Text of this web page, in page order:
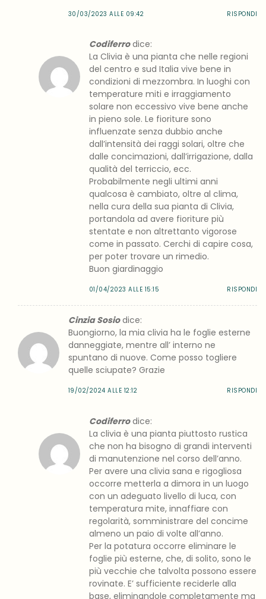
30/03/2023 ALLE 09:42 RISPONDI
Codiferro dice:
La Clivia è una pianta che nelle regioni
del centro e sud Italia vive bene in
condizioni di mezzombra. In luoghi con
temperature miti e irraggiamento
solare non eccessivo vive bene anche
in pieno sole. Le fioriture sono
influenzate senza dubbio anche
dall’intensità dei raggi solari, oltre che
dalle concimazioni, dall’irrigazione, dalla
qualità del terriccio, ecc.
Probabilmente negli ultimi anni
qualcosa è cambiato, oltre al clima,
nella cura della sua pianta di Clivia,
portandola ad avere fioriture più
stentate e non altrettanto vigorose
come in passato. Cerchi di capire cosa,
per poter trovare un rimedio.
Buon giardinaggio
01/04/2023 ALLE 15:15 RISPONDI
Cinzia Sosio dice:
Buongiorno, la mia clivia ha le foglie esterne
danneggiate, mentre all’ interno ne
spuntano di nuove. Come posso togliere
quelle sciupate? Grazie
19/02/2024 ALLE 12:12 RISPONDI
Codiferro dice:
La clivia è una pianta piuttosto rustica
che non ha bisogno di grandi interventi
di manutenzione nel corso dell’anno.
Per avere una clivia sana e rigogliosa
occorre metterla a dimora in un luogo
con un adeguato livello di luca, con
temperatura mite, innaffiare con
regolarità, somministrare del concime
almeno un paio di volte all’anno.
Per la potatura occorre eliminare le
foglie più esterne, che, di solito, sono le
più vecchie che talvolta possono essere
rovinate. E’ sufficiente reciderle alla
base, eliminandole completamente ma